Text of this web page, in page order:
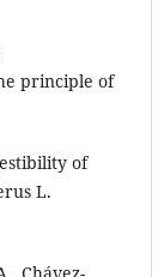
principle of
of
L.